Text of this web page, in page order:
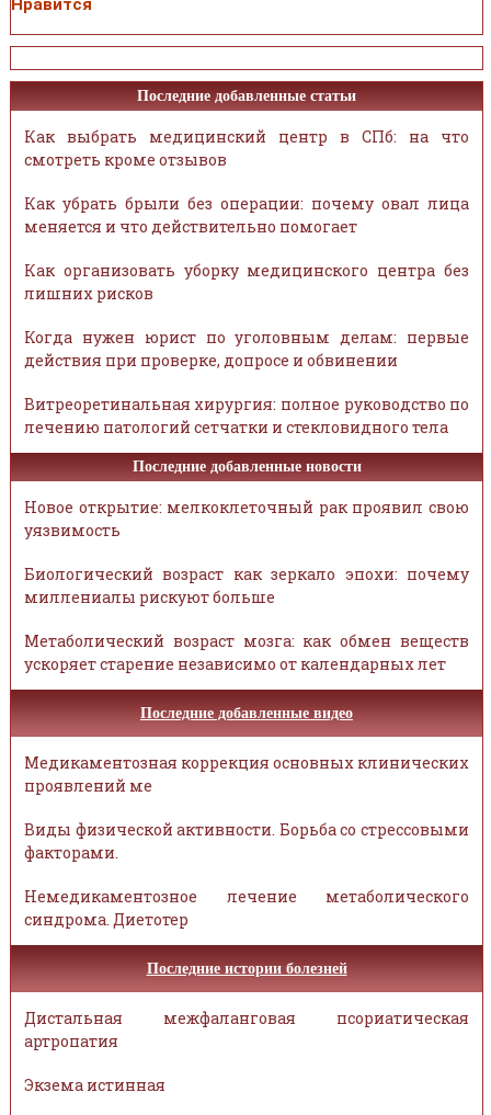
Нравится
Последние добавленные статьи
Как выбрать медицинский центр в СПб: на что
смотреть кроме отзывов
Как убрать брыли без операции: почему овал лица
меняется и что действительно помогает
Как организовать уборку медицинского центра без
лишних рисков
Когда нужен юрист по уголовным делам: первые
действия при проверке, допросе и обвинении
Витреоретинальная хирургия: полное руководство по
лечению патологий сетчатки и стекловидного тела
Последние добавленные новости
Новое открытие: мелкоклеточный рак проявил свою
уязвимость
Биологический возраст как зеркало эпохи: почему
миллениалы рискуют больше
Метаболический возраст мозга: как обмен веществ
ускоряет старение независимо от календарных лет
Последние добавленные видео
Медикаментозная коррекция основных клинических
проявлений ме
Виды физической активности. Борьба со стрессовыми
факторами.
Немедикаментозное лечение метаболического
синдрома. Диетотер
Последние истории болезней
Дистальная межфаланговая псориатическая
артропатия
Экзема истинная